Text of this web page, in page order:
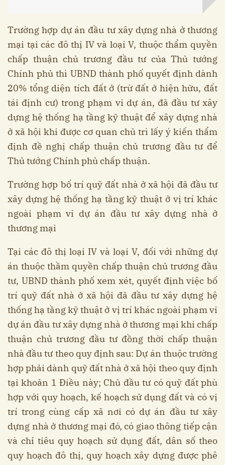
Trường hợp dự án đầu tư xây dựng nhà ở thương
mại tại các đô thị IV và loại V, thuộc thẩm quyền
chấp thuận chủ trương đầu tư của Thủ tướng
Chính phủ thì UBND thành phố quyết định dành
20% tổng diện tích đất ở (trừ đất ở hiện hữu, đất
tái định cư) trong phạm vi dự án, đã đầu tư xây
dựng hệ thống hạ tầng kỹ thuật để xây dựng nhà
ở xã hội khi được cơ quan chủ trì lấy ý kiến thẩm
định đề nghị chấp thuận chủ trương đầu tư để
Thủ tướng Chính phủ chấp thuận.
Trường hợp bố trí quỹ đất nhà ở xã hội đã đầu tư
xây dựng hệ thống hạ tầng kỹ thuật ở vị trí khác
ngoài phạm vi dự án đầu tư xây dựng nhà ở
thương mại
Tại các đô thị loại IV và loại V, đối với những dự
án thuộc thầm quyền chấp thuận chủ trương đầu
tư, UBND thành phố xem xét, quyết định việc bố
trí quỹ đất nhà ở xã hội đã đầu tư xây dựng hệ
thống hạ tầng kỹ thuật ở vị trí khác ngoài phạm vi
dự án đầu tư xây dựng nhà ở thương mại khi chấp
thuận chủ trương đầu tư đồng thời chấp thuận
nhà đầu tư theo quy định sau: Dự án thuộc trường
hợp phải dành quỹ đất nhà ở xã hội theo quy định
tại khoản 1 Điều này; Chủ đầu tư có quỹ đất phù
hợp với quy hoạch, kế hoạch sử dụng đất và có vị
trí trong cùng cấp xã nơi có dự án đầu tư xây
dựng nhà ở thương mại đó, có giao thông tiếp cận
và chỉ tiêu quy hoạch sử dụng đất, dân số theo
quy hoạch đô thị, quy hoạch xây dựng được phê